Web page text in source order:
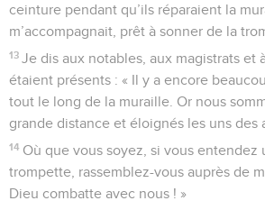
ceinture pendant qu’ils réparaient la
m’accompagnait, prêt à sonner de la
13 Je dis aux notables, aux magistrats et
étaient présents : « Il y a encore
tout le long de la muraille. Or nous
grande distance et éloignés les uns des
14 Où que vous soyez, si vous entendez
trompette, rassemblez-vous auprès de
Dieu combatte avec nous ! »